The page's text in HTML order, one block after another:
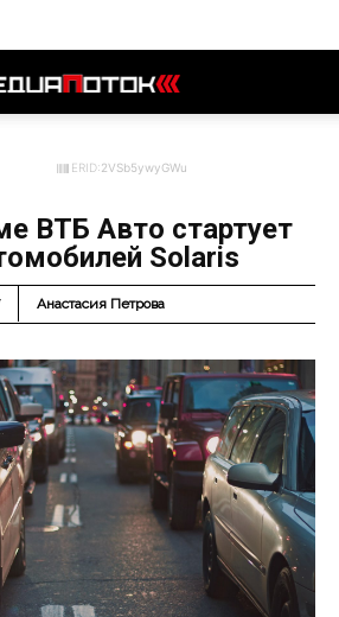
ERID:2VSb5ywyGWu
ВТБ Авто стартует
Solaris
Анастасия Петрова